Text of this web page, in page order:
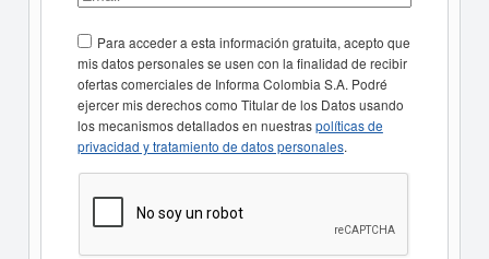
Para acceder a esta información gratuita, acepto que
mis datos personales se usen con la finalidad de recibir
ofertas comerciales de Informa Colombia S.A. Podré
ejercer mis derechos como Titular de los Datos usando
los mecanismos detallados en nuestraspolíticas de
privacidad y tratamiento de datos personales.